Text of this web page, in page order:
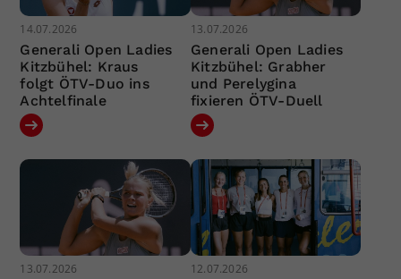
14.07.2026
Generali Open Ladies
Kitzbühel: Kraus
folgt ÖTV-Duo ins
Achtelfinale
13.07.2026
Generali Open Ladies
Kitzbühel: Grabher
und Perelygina
fixieren ÖTV-Duell
13.07.2026 12.07.2026